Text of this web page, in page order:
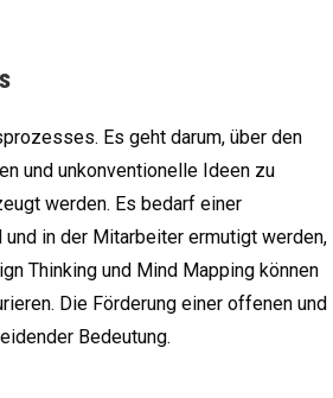
Es geht darum, über den
und unkonventionelle Ideen zu
werden. Es bedarf einer
in der Mitarbeiter ermutigt werden,
Thinking und Mind Mapping können
Die Förderung einer offenen und
Bedeutung.